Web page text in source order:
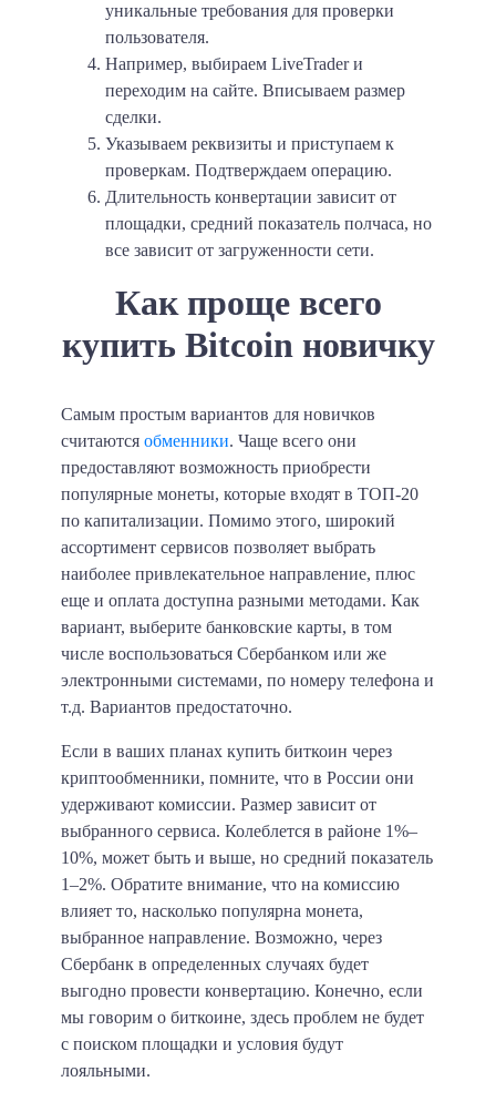
уникальные требования для проверки
пользователя.
Например, выбираем LiveTrader и
переходим на сайте. Вписываем размер
сделки.
Указываем реквизиты и приступаем к
проверкам. Подтверждаем операцию.
Длительность конвертации зависит от
площадки, средний показатель полчаса, но
все зависит от загруженности сети.
Как проще всего
купить Bitcoin новичку
Самым простым вариантов для новичков
считаются обменники. Чаще всего они
предоставляют возможность приобрести
популярные монеты, которые входят в ТОП-20
по капитализации. Помимо этого, широкий
ассортимент сервисов позволяет выбрать
наиболее привлекательное направление, плюс
еще и оплата доступна разными методами. Как
вариант, выберите банковские карты, в том
числе воспользоваться Сбербанком или же
электронными системами, по номеру телефона и
т.д. Вариантов предостаточно.
Если в ваших планах купить биткоин через
криптообменники, помните, что в России они
удерживают комиссии. Размер зависит от
выбранного сервиса. Колеблется в районе 1%–
10%, может быть и выше, но средний показатель
1–2%. Обратите внимание, что на комиссию
влияет то, насколько популярна монета,
выбранное направление. Возможно, через
Сбербанк в определенных случаях будет
выгодно провести конвертацию. Конечно, если
мы говорим о биткоине, здесь проблем не будет
с поиском площадки и условия будут
лояльными.